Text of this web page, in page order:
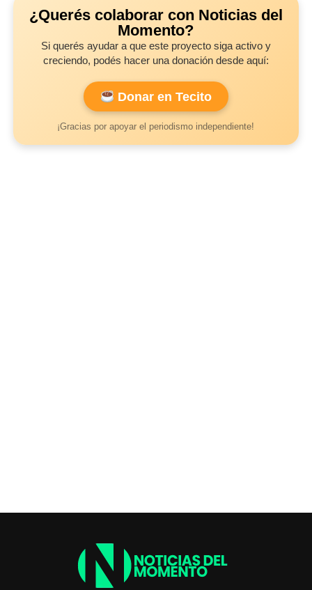
¿Querés colaborar con Noticias del
Momento?
Si querés ayudar a que este proyecto siga activo y
creciendo, podés hacer una donación desde aquí:
Donar en Tecito
¡Gracias por apoyar el periodismo independiente!